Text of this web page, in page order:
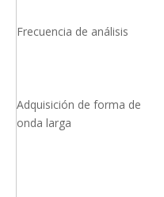
Frecuencia de análisis
Adquisición de forma de
onda larga